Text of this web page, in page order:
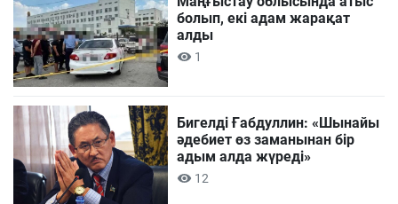
болып, екі адам жарақат
алды
1
Бигелді Ғабдуллин: «Шынайы
әдебиет өз заманынан бір
адым алда жүреді»
12